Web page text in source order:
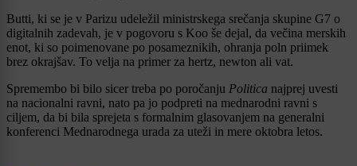
Butti, ki se je v Parizu udeležil ministrskega srečanja skupine G7 o
digitalnih zadevah, je v pogovoru s Koo še dejal, da večina merskih
enot, ki so poimenovane po posameznikih, ohranja poln priimek
brez okrajšav. To velja na primer za hertz, newton ali vat.
Spremembo bi bilo sicer treba po poročanju Politica najprej uvesti
na nacionalni ravni, nato pa jo podpreti na mednarodni ravni s
ciljem, da bi bila sprejeta s formalnim glasovanjem na generalni
konferenci Mednarodnega urada za uteži in mere oktobra letos.